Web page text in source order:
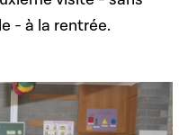
- à la rentrée.